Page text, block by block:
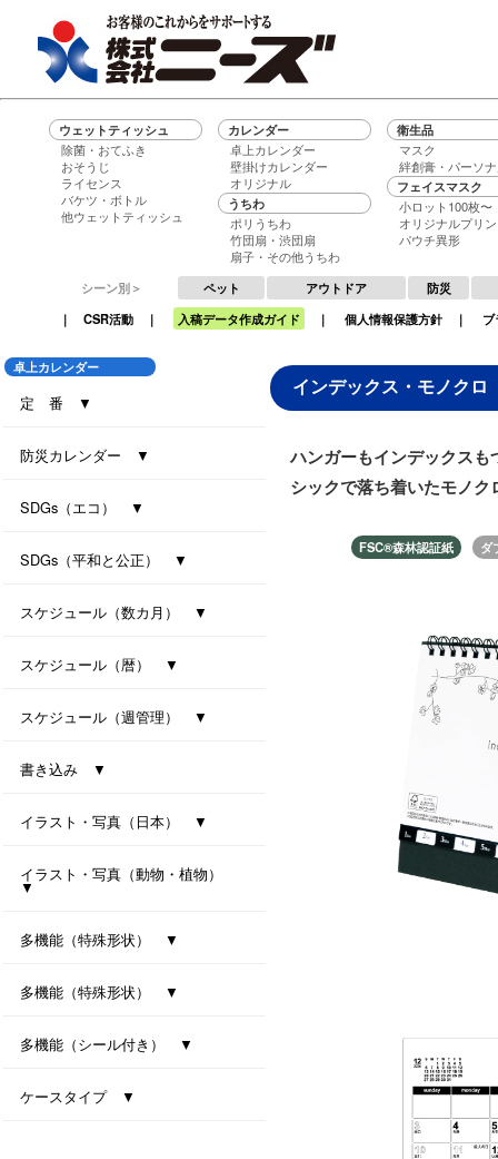
ウェットティッシュ
除菌・おてふき
おそうじ
ライセンス
バケツ・ボトル
他ウェットティッシュ
カレンダー
卓上カレンダー
壁掛けカレンダー
オリジナル
うちわ
ポリうちわ
竹団扇・渋団扇
扇子・その他うちわ
衛生品
マスク
絆創膏・パーソ
フェイスマスク
小ロット100枚〜
オリジナルプリ
パウチ異形
シーン別＞ ペット アウトドア
防災
｜ CSR活動 ｜ 入稿データ作成ガイド ｜ 個人情報保護方針 ｜
卓上カレンダー
定 番 ▼
セブンデイズセブンカラーズ（大）
セブンデイズセブンカラーズ（小）
エコグリーン（大）
エコ ブラウン（大）
エコ ブラウン（小）
セブンデイズセブンカラーズ（eco7）
インデックス・セブンカラーズ (All eco)
インデックス・セブンカラーズ
防災カレンダー ▼
SDGs（エコ） ▼
ｾﾊﾟﾚｰﾄ・ﾂｰﾏﾝｽ・7ｶﾗｰｽﾞ(All eco)
シンプル・セブンカラーズ (All eco)
種付き卓上カレンダー(ﾊﾞｼﾞﾙ)
種付き卓上カレンダー(ｸﾛｰﾊﾞｰ)
SDGs（平和と公正） ▼
卓上カレンダー Orizuru-smart-
スケジュール（数カ月） ▼
オールウェイズ･3マンス･7カラーズ
干支カレンダー（午）(All eco)
スリーマンスセブンカラーズ
スケジュール（暦） ▼
シンプルデイス（六曜なし）
スケジュール（週管理） ▼
月の満ち欠けと潮回り
インデックス・モノクロ
マンデースタート ビジネス
卓上シックスウィークス
書き込み ▼
ワークライフ・セブンカラーズ
卓上プラリングカレンダー（小）
卓上プラリングカレンダー（大）
イラスト・写真（日本） ▼
東海道五拾三次（週めくり）
卓上ｼﾞｬﾊﾟﾝｶﾗｰｲﾝﾃﾞｯｸｽ
イラスト・写真（動物・植物）
▼
ボタニカル 2027
ラブリーフレンズ（犬・猫）
カノン（花音）
多機能（特殊形状） ▼
オクルンダー・セブンカラーズ
ナチュラルメモルダー
卓上メモルダー
多機能（特殊形状） ▼
型抜き卓上カレンダー（干支）
MiniMini卓上カレンダー
多機能（シール付き） ▼
ケースタイプ ▼
インデックス・モノクロ
ハンガーもインデックスも
シックで落ち着いたモノク
FSC®️森林認証紙 ダ